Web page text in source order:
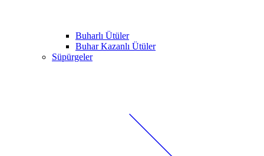
Buharlı Ütüler
Buhar Kazanlı Ütüler
Süpürgeler